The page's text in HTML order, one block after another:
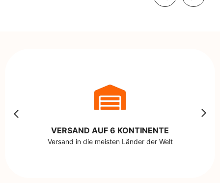
VERSAND AUF 6 KONTINENTE
Versand in die meisten Länder der Welt